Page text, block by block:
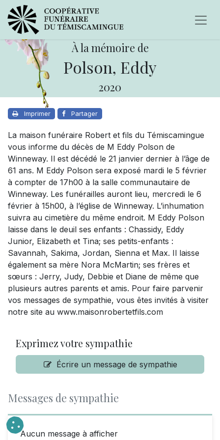
À la mémoire de
Polson, Eddy
2020
Imprimer Partager
La maison funéraire Robert et fils du Témiscamingue
vous informe du décès de M Eddy Polson de
Winneway. Il est décédé le 21 janvier dernier à l’âge de
61 ans. M Eddy Polson sera exposé mardi le 5 février
à compter de 17h00 à la salle communautaire de
Winneway. Les funérailles auront lieu, mercredi le 6
février à 15h00, à l’église de Winneway. L’inhumation
suivra au cimetière du même endroit. M Eddy Polson
laisse dans le deuil ses enfants : Chassidy, Eddy
Junior, Elizabeth et Tina; ses petits-enfants :
Savannah, Sakima, Jordan, Sienna et Max. Il laisse
également sa mère Nora McMartin; ses frères et
sœurs : Jerry, Judy, Debbie et Diane de même que
plusieurs autres parents et amis. Pour faire parvenir
vos messages de sympathie, vous êtes invités à visiter
notre site au www.maisonrobertetfils.com
Exprimez votre sympathie
Écrire un message de sympathie
Messages de sympathie
Aucun message à afficher